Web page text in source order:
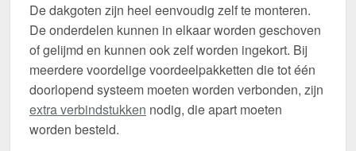
De dakgoten zijn heel eenvoudig zelf te monteren.
De onderdelen kunnen in elkaar worden geschoven
of gelijmd en kunnen ook zelf worden ingekort. Bij
meerdere voordelige voordeelpakketten die tot één
doorlopend systeem moeten worden verbonden, zijn
extra verbindstukken nodig, die apart moeten
worden besteld.